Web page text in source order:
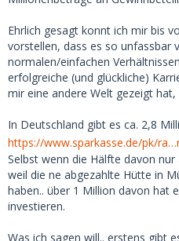
Ehrlich gesagt konnt ich mir bis
vorstellen, dass es so unfassbar
normalen/einfachen
erfolgreiche (und glückliche)
mir eine andere Welt gezeigt
In Deutschland gibt es ca. 2,8
https://www.sparkasse.de/pk/
Selbst wenn die Hälfte davon
weil die ne abgezahlte Hütte in
haben.. über 1 Million davon hat
investieren.
Was ich sagen will.. erstens gibt